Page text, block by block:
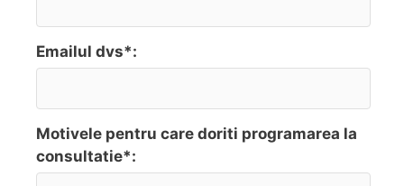
Emailul dvs*:
Motivele pentru care doriti programarea la
consultatie*: